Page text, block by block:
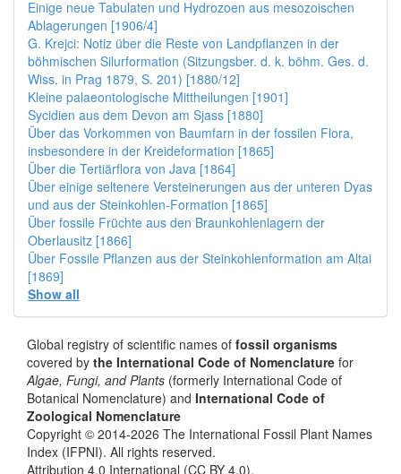
Einige neue Tabulaten und Hydrozoen aus mesozoischen
Ablagerungen [1906/4]
G. Krejci: Notiz über die Reste von Landpflanzen in der
böhmischen Silurformation (Sitzungsber. d. k. böhm. Ges. d.
Wiss. in Prag 1879, S. 201) [1880/12]
Kleine palaeontologische Mittheilungen [1901]
Sycidien aus dem Devon am Sjass [1880]
Über das Vorkommen von Baumfarn in der fossilen Flora,
insbesondere in der Kreideformation [1865]
Über die Tertiärflora von Java [1864]
Über einige seltenere Versteinerungen aus der unteren Dyas
und aus der Steinkohlen-Formation [1865]
Über fossile Früchte aus den Braunkohlenlagern der
Oberlausitz [1866]
Über Fossile Pflanzen aus der Steinkohlenformation am Altai
[1869]
Show all
Global registry of scientific names of fossil organisms
covered by the International Code of Nomenclature for
Algae, Fungi, and Plants (formerly International Code of
Botanical Nomenclature) and International Code of
Zoological Nomenclature
Copyright © 2014-2026 The International Fossil Plant Names
Index (IFPNI). All rights reserved.
Attribution 4.0 International (CC BY 4.0).